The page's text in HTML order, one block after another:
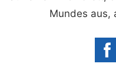
Mundes aus,